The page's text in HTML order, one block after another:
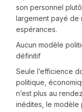
son personnel
largement payé de
espérances.
Aucun modèle
définitif
Seule l’efficience
politique,
n’est plus au
inédites, le modèle